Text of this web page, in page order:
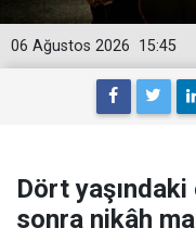
15:45
06 Ağustos 2026
Dört
sonra nikâh